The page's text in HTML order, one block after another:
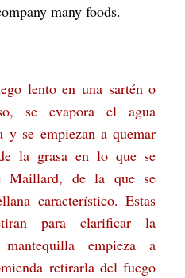
many foods.
lento en una sartén o
se evapora el agua
y se empiezan a quemar
la grasa en lo que se
Maillard, de la que se
característico. Estas
paraclarificar la
empieza a
retirarla del fuego